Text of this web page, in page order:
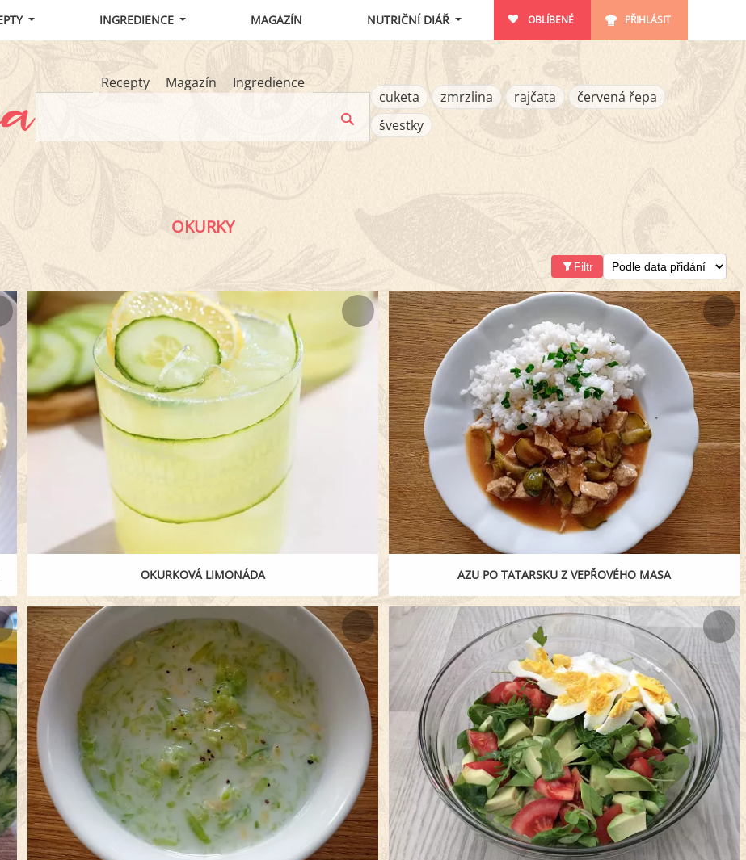
INGREDIENCE MAGAZÍN NUTRIČNÍ DIÁŘ OBLÍBENÉ PŘIHLÁSIT
Recepty Magazín
Ingredience
cuketa
zmrzlina rajčata
červená řepa
švestky
OKURKY
Filtr
OKURKOVÁ LIMONÁDA AZU PO TATARSKU Z VEPŘOVÉHO MASA